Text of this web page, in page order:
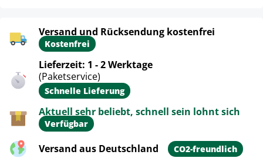
Versand und Rücksendung kostenfrei
Kostenfrei
Lieferzeit: 1 - 2 Werktage
(Paketservice)
Schnelle Lieferung
Aktuell sehr beliebt, schnell sein lohnt sich
Verfügbar
Versand aus Deutschland CO2-freundlich